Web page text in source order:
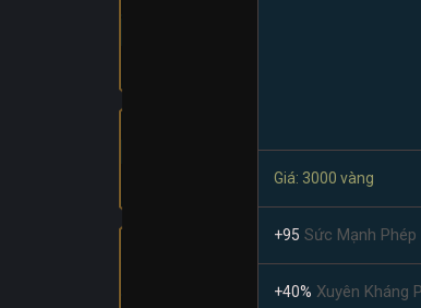
Giá: 3000 vàng
+95 Sức Mạnh
+40% Xuyên Kháng